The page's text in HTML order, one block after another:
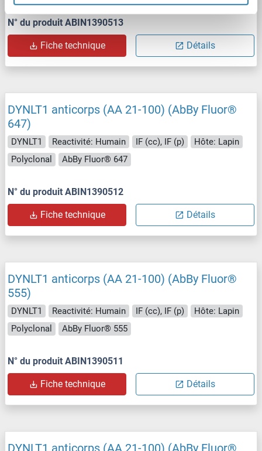
N° du produit ABIN1390513
Fiche technique Détails
DYNLT1 anticorps (AA 21-100) (AbBy Fluor®
647)
DYNLT1 Reactivité: Humain IF (cc), IF (p)
Hôte: Lapin
Polyclonal
AbBy Fluor® 647
N° du produit ABIN1390512
Fiche technique Détails
DYNLT1 anticorps (AA 21-100) (AbBy Fluor®
555)
DYNLT1 Reactivité: Humain IF (cc), IF (p)
Hôte: Lapin
Polyclonal
AbBy Fluor® 555
N° du produit ABIN1390511
Fiche technique Détails
DYNLT1 anticorps (AA 21-100) (AbBy Fluor®